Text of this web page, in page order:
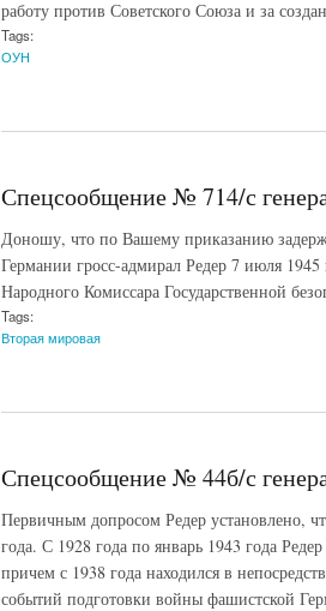
работу против Советского Союза и за
Tags:
ОУН
Спецсообщение № 714/с
Доношу, что по Вашему приказанию
Германии гросс-адмирал Редер 7 июля
Народного Комиссара Государственной
Tags:
Вторая мировая
Спецсообщение № 44б/с
Первичным допросом Редер установлено,
года. С 1928 года по январь 1943 года
причем с 1938 года находился в
событий подготовки войны фашистской